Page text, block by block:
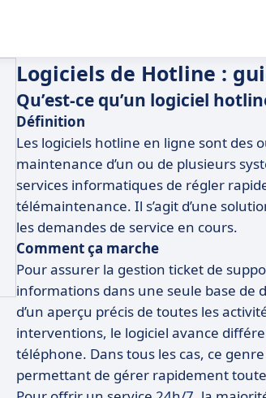
Logiciels de Hotline :
Qu’est-ce qu’un logiciel
Définition
Les logiciels hotline en ligne sont des
maintenance d’un ou de plusieurs
services informatiques de régler
télémaintenance. Il s’agit d’une
les demandes de service en cours.
Comment ça marche
Pour assurer la gestion ticket de
informations dans une seule base de
d’un aperçu précis de toutes les
interventions, le logiciel avance
téléphone. Dans tous les cas, ce
permettant de gérer rapidement